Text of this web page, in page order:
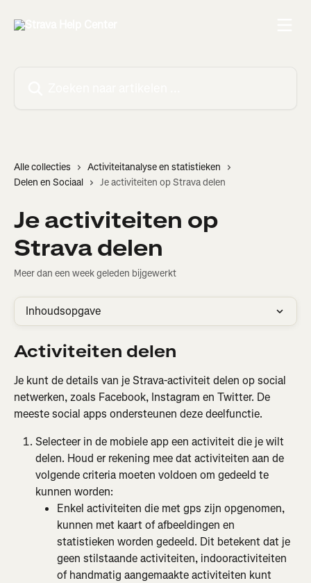
Alle collecties
Activiteitanalyse en statistieken
Delen en Sociaal
Je activiteiten op Strava delen
Je activiteiten op
Strava delen
Meer dan een week geleden bijgewerkt
Inhoudsopgave
Activiteiten delen
Je kunt de details van je Strava-activiteit delen op social
netwerken, zoals Facebook, Instagram en Twitter. De
meeste social apps ondersteunen deze deelfunctie.
Selecteer in de mobiele app een activiteit die je wilt
delen. Houd er rekening mee dat activiteiten aan de
volgende criteria moeten voldoen om gedeeld te
kunnen worden:
Enkel activiteiten die met gps zijn opgenomen,
kunnen met kaart of afbeeldingen en
statistieken worden gedeeld. Dit betekent dat je
geen stilstaande activiteiten, indooractiviteiten
of handmatig aangemaakte activiteiten kunt